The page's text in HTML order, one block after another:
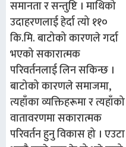
समानता र सन्तुष्टि । माथिको
उदाहरणलाई हेर्दा त्यो ११०
कि.मि. बाटोको कारणले गर्दा
भएको सकारात्मक
परिवर्तनलाई लिन सकिन्छ ।
बाटोको कारणले समाजमा,
त्यहाँका व्यक्तिहरूमा र त्यहाँको
वातावरणमा सकारात्मक
परिवर्तन हुनु विकास हो । एउटा